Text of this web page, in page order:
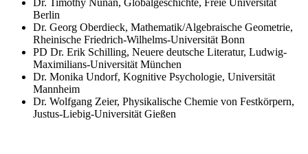
Dr. Timothy Nunan, Globalgeschichte, Freie Universität
Berlin
Dr. Georg Oberdieck, Mathematik/Algebraische Geometrie,
Rheinische Friedrich-Wilhelms-Universität Bonn
PD Dr. Erik Schilling, Neuere deutsche Literatur, Ludwig-
Maximilians-Universität München
Dr. Monika Undorf, Kognitive Psychologie, Universität
Mannheim
Dr. Wolfgang Zeier, Physikalische Chemie von Festkörpern,
Justus-Liebig-Universität Gießen